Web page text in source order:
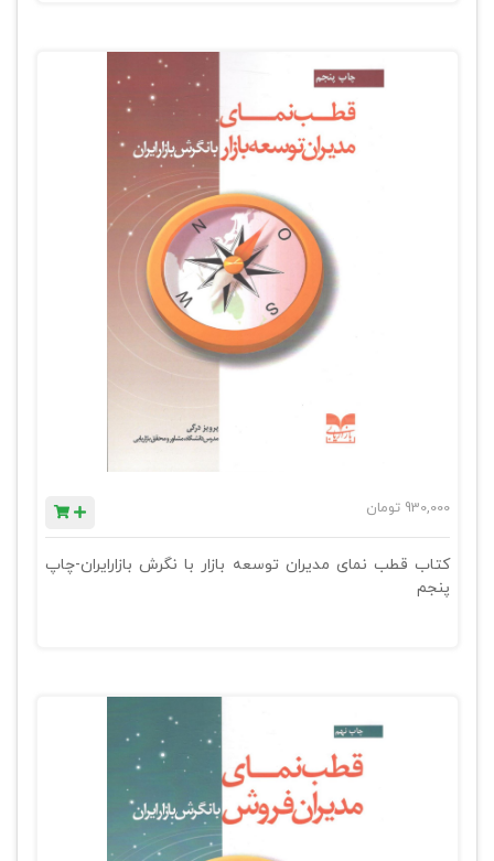
930,000 تومان
کتاب قطب نمای مدیران توسعه بازار با نگرش بازارایران-چاپ
پنجم